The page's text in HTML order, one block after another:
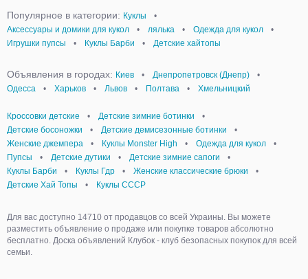
Популярное в категории: Куклы
•
Аксессуары и домики для кукол
• лялька • Одежда для кукол
•
Игрушки пупсы
• Куклы Барби • Детские хайтопы
Объявления в городах: Киев • Днепропетровск (Днепр)
•
Одесса
• Харьков • Львов • Полтава • Хмельницкий
Кроссовки детские • Детские зимние ботинки
•
Детские босоножки
• Детские демисезонные ботинки
•
Женские джемпера
• Куклы Monster High • Одежда для кукол
•
Пупсы
• Детские дутики • Детские зимние сапоги
•
Куклы Барби
• Куклы Гдр • Женские классические брюки
•
Детские Хай Топы
• Куклы СССР
Для вас доступно 14710 от продавцов со всей Украины. Вы можете
разместить объявление о продаже или покупке товаров абсолютно
бесплатно. Доска объявлений Клубок - клуб безопасных покупок для всей
семьи.